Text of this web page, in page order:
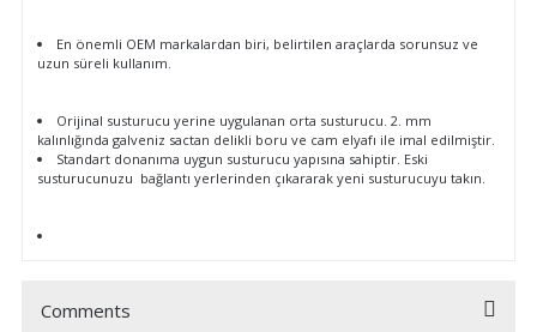
En önemli OEM markalardan biri, belirtilen araçlarda sorunsuz ve
uzun süreli kullanım.
Orijinal susturucu yerine uygulanan orta susturucu. 2. mm
kalınlığında galveniz sactan delikli boru ve cam elyafı ile imal edilmiştir.
Standart donanıma uygun susturucu yapısına sahiptir. Eski
susturucunuzu bağlantı yerlerinden çıkararak yeni susturucuyu takın.
Comments